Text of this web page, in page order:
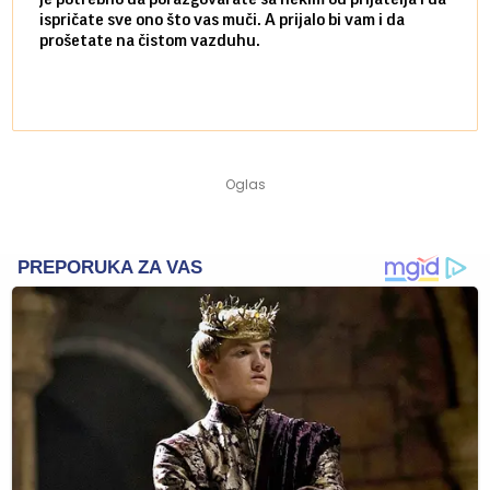
ispričate sve ono što vas muči. A prijalo bi vam i da
prošetate na čistom vazduhu.